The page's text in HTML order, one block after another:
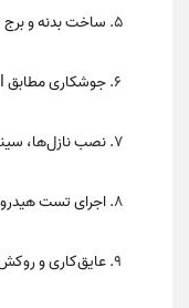
ساخت بدنه و برج
جوشکاری مطابق ASME Section VIII
نصب نازل‌ها،
اجرای تست
عایق‌کاری و